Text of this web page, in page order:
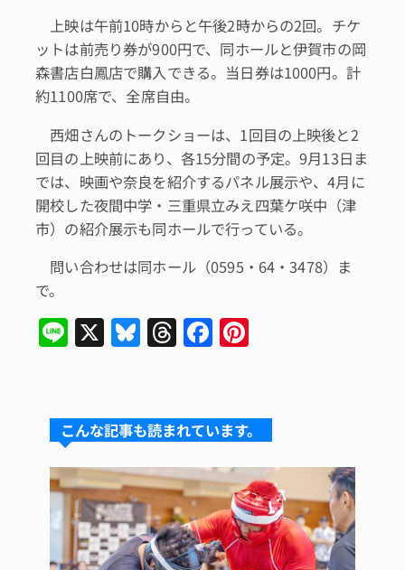
上映は午前10時からと午後2時からの2回。チケ
ットは前売り券が900円で、同ホールと伊賀市の岡
森書店白鳳店で購入できる。当日券は1000円。計
約1100席で、全席自由。
西畑さんのトークショーは、1回目の上映後と2
回目の上映前にあり、各15分間の予定。9月13日ま
では、映画や奈良を紹介するパネル展示や、4月に
開校した夜間中学・三重県立みえ四葉ケ咲中（津
市）の紹介展示も同ホールで行っている。
問い合わせは同ホール（0595・64・3478）ま
で。
Li
n
X Bl
u
s
k
y
T
hr
a
d
s
F
a
e
b
o
o
k
re
st
こんな記事も読まれています。